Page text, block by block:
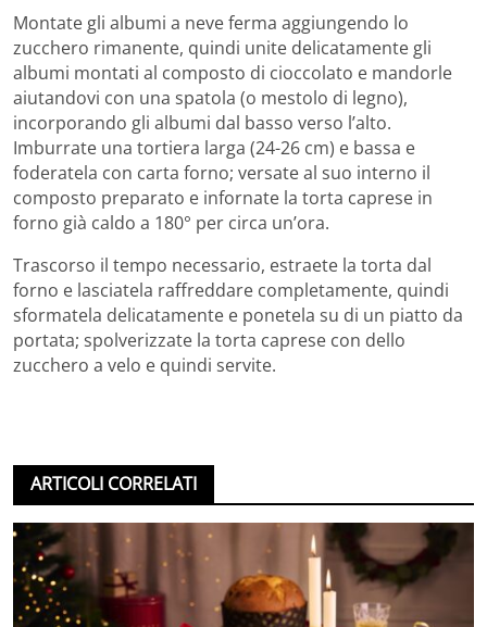
Montate gli albumi a neve ferma aggiungendo lo
zucchero rimanente, quindi unite delicatamente gli
albumi montati al composto di cioccolato e mandorle
aiutandovi con una spatola (o mestolo di legno),
incorporando gli albumi dal basso verso l’alto.
Imburrate una tortiera larga (24-26 cm) e bassa e
foderatela con carta forno; versate al suo interno il
composto preparato e infornate la torta caprese in
forno già caldo a 180° per circa un’ora.
Trascorso il tempo necessario, estraete la torta dal
forno e lasciatela raffreddare completamente, quindi
sformatela delicatamente e ponetela su di un piatto da
portata; spolverizzate la torta caprese con dello
zucchero a velo e quindi servite.
ARTICOLI CORRELATI